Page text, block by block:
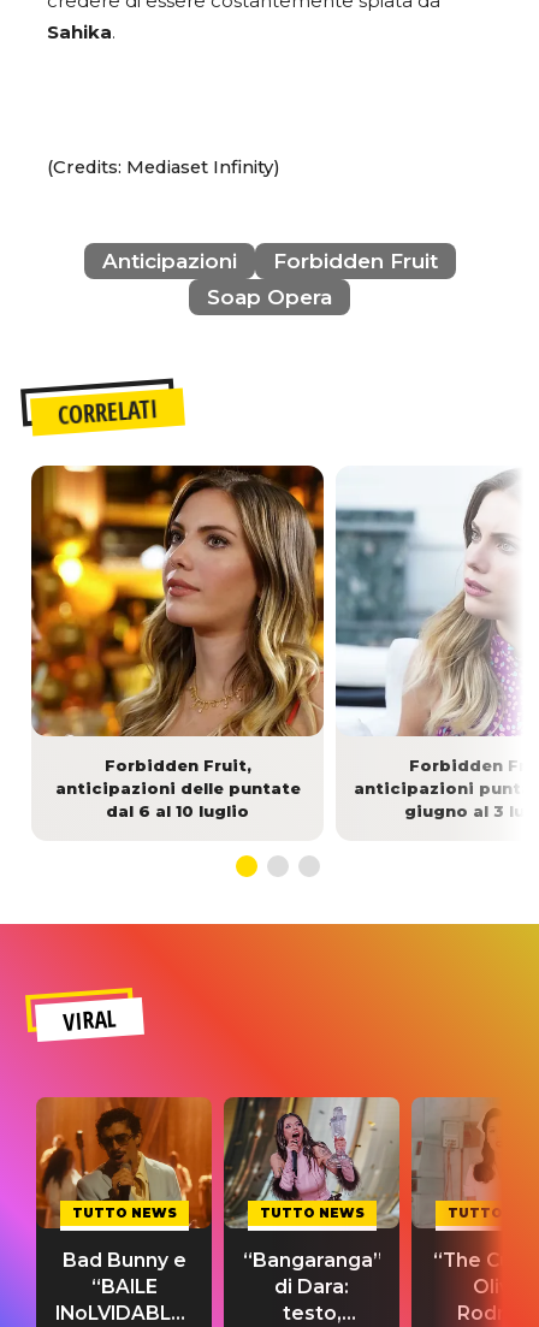
Sahika.
(Credits: Mediaset Infinity)
Anticipazioni
Forbidden Fruit
Soap Opera
CORRELATI
Forbidden Fruit,
anticipazioni delle puntate
dal 6 al 10 luglio
Forbidden
anticipazioni
giugno al 3
VIRAL
TUTTO NEWS
Bad Bunny e
“BAILE
INoLVIDABLE”:
TUTTO NEWS
“Bangaranga”
di Dara:
testo,
TUTTO
“The
Olivia